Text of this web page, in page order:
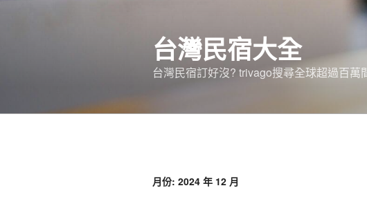
台灣民宿大全
台灣民宿訂好沒? trivago搜尋全球超過百
月份: 2024 年 12 月